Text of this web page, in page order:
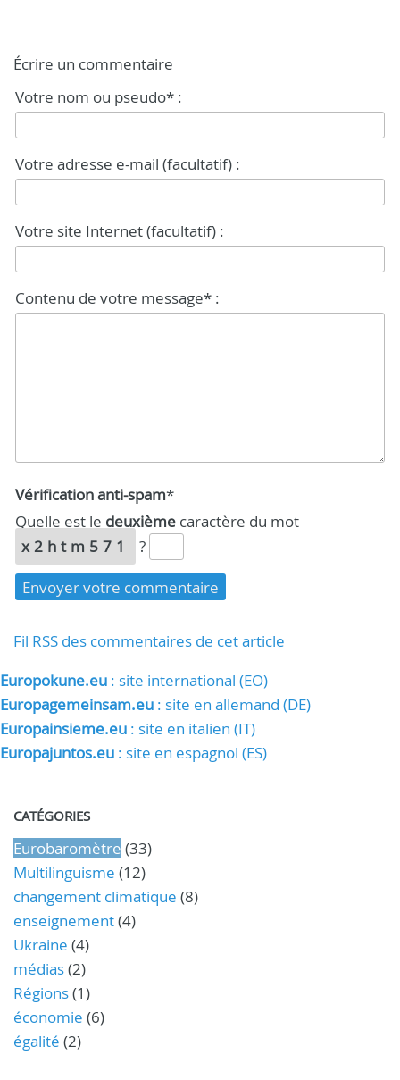
Écrire un commentaire
Votre nom ou pseudo* :
Votre adresse e-mail (facultatif) :
Votre site Internet (facultatif) :
Contenu de votre message* :
Vérification anti-spam*
Quelle est le deuxième caractère du mot
x2htm571
?
Fil RSS des commentaires de cet article
Europokune.eu : site international (EO)
Europagemeinsam.eu : site en allemand (DE)
Europainsieme.eu : site en italien (IT)
Europajuntos.eu : site en espagnol (ES)
CATÉGORIES
Eurobaromètre (33)
Multilinguisme (12)
changement climatique (8)
enseignement(4)
Ukraine (4)
médias(2)
Régions(1)
économie (6)
égalité (2)